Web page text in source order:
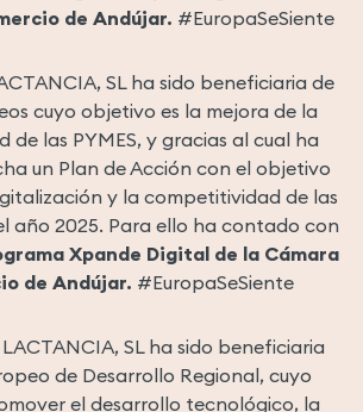
de Andújar. #EuropaSeSiente
SL ha sido beneficiaria de
cuyo objetivo es la mejora de la
de las PYMES, y gracias al cual ha
un Plan de Acción con el objetivo
y la competitividad de las
año 2025. Para ello ha contado con
Xpande Digital de la Cámara
de Andújar. #EuropaSeSiente
SL ha sido beneficiaria
de Desarrollo Regional, cuyo
el desarrollo tecnológico, la